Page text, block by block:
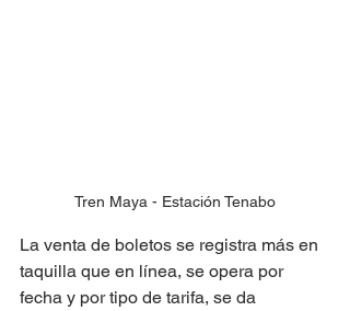
Tren Maya - Estación Tenabo
La venta de boletos se registra más en
taquilla que en línea, se opera por
fecha y por tipo de tarifa, se da